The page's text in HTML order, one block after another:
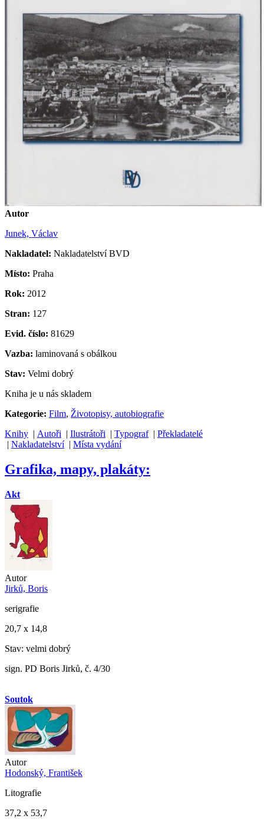
Autor
Junek, Václav
Nakladatel: Nakladatelství BVD
Místo: Praha
Rok: 2012
Stran: 127
Evid. číslo: 81629
Vazba: laminovaná s obálkou
Stav: Velmi dobrý
Kniha je u nás skladem
Kategorie: Film, Životopisy, autobiografie
Knihy | Autoři | Ilustrátoři | Typograf| Překladatelé
| Nakladatelství| Místa vydání
Grafika, mapy, plakáty:
Akt
Autor
Jirků, Boris
serigrafie
20,7 x 14,8
Stav: velmi dobrý
sign. PD Boris Jirků, č. 4/30
Soutok
Autor
Hodonský, František
Litografie
37,2 x 53,7